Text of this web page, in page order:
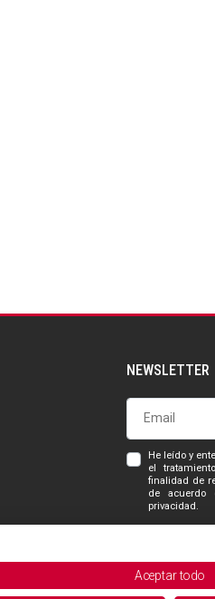
NEWSLETTER
He leído y
el
finalidad de
de
privacidad.
Aceptar todo